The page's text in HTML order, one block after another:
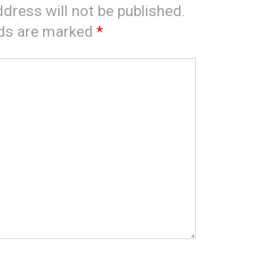
will not be published.
are marked *